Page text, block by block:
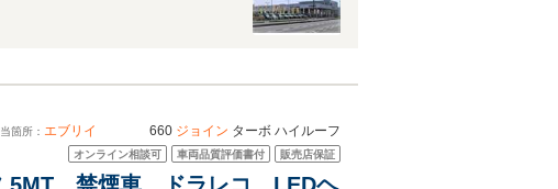
箇所： エブリイ 660 ジョイン ターボ ハイルーフ
オンライン相談可 車両品質評価書付 販売店保証